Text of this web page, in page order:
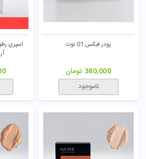
پودر فیکس 01 نوت
380,000 تومان
ناموجود
اسپری